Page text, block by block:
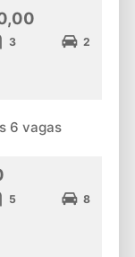
3 2
6 vagas
5 8